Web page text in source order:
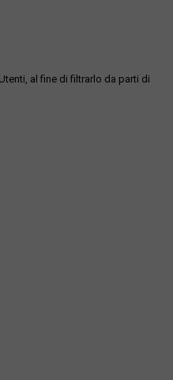
al fine di filtrarlo da parti di